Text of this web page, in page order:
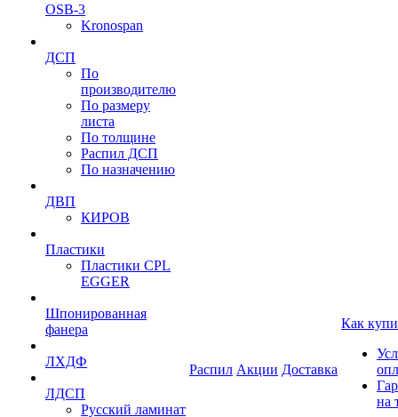
OSB-3
Kronospan
ДСП
По
производителю
По размеру
листа
По толщине
Распил ДСП
По назначению
ДВП
КИРОВ
Пластики
Пластики CPL
EGGER
Шпонированная
фанера
ЛХДФ
ЛДСП
Русский ламинат
Распил Акции Доставка
Как
на